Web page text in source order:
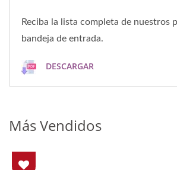
Reciba la lista completa de nuestros
bandeja de entrada.
DESCARGAR
Más Vendidos